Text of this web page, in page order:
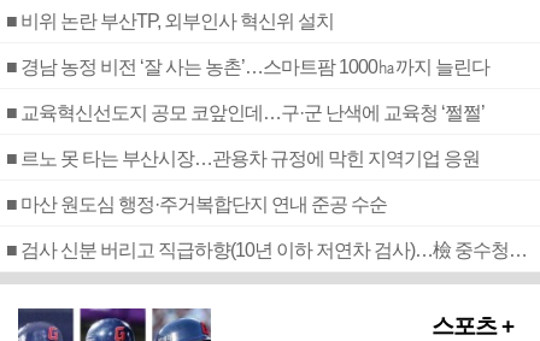
■ 비위 논란 부산TP, 외부인사 혁신위 설치
■ 경남 농정 비전 ‘잘 사는 농촌’…스마트팜 1000㏊까지 늘린다
■ 교육혁신선도지 공모 코앞인데…구·군 난색에 교육청 ‘쩔쩔’
■ 르노 못 타는 부산시장…관용차 규정에 막힌 지역기업 응원
■ 마산 원도심 행정·주거복합단지 연내 준공 수순
■ 검사 신분 버리고 직급하향(10년 이하 저연차 검사)…檢 중수청행 기피
스포츠 +